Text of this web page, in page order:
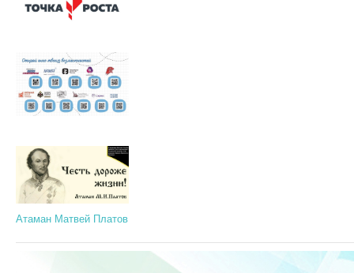
Атаман Матвей Платов